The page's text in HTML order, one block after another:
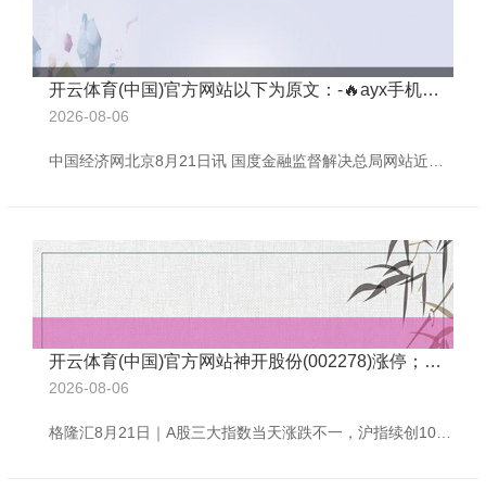
开云体育(中国)官方网站以下为原文：-🔥ayx手机版登录(综合)官方网站入口/网页版/安卓/电脑版
2026-08-06
中国经济网北京8月21日讯 国度金融监督解决总局网站近日线路的广东监管局行政处罚信息公开表(2025年65号)露馅，瑞世东谈主寿保障有限包袱公司广东分公司财务业务数据不真确。 国度金融监督解决总局广东监管局对瑞世东谈主寿保障有限包袱公司广东分公司罚金22万元，对李好意思玲(时任瑞世东谈主寿保障有限包袱公司广东分公司银保业务广州第三本部副总司理(主捏职责))劝诫并处罚金4万元。 以下为原文：
开云体育(中国)官方网站神开股份(002278)涨停；数字货币板块走高-🔥ayx手机版登录(综合)官方网站入口/网页版/安卓/电脑版
2026-08-06
格隆汇8月21日｜A股三大指数当天涨跌不一，沪指续创10年新高；放胆收盘，沪指涨0.13%报3771点，深证成指跌0.06%，创业板指跌0.47%。全天成交额2.46万亿元，较前一往曩昔增量119亿元，全商场近3100下降。 盘面上，跨境支付板块爆发，三未信安、天融信等多股涨停；可燃冰板块走全天强势，神开股份(002278)涨停；数字货币板块走高，北信源(300352)20%涨停；石油化工、钛白粉、电力及数据安全等板块涨幅居前。另外，发电机见地下挫，潍柴重机(000880)跌停；液冷见地大